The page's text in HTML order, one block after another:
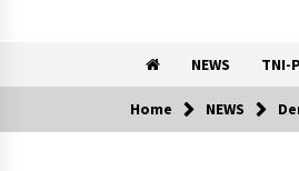
NEWS TNI-
Trending
Home NEWS